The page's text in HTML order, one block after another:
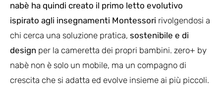
nabè ha quindi creato il primo letto evolutivo
ispirato agli insegnamenti Montessori rivolgendosi a
chi cerca una soluzione pratica, sostenibile e di
design per la cameretta dei propri bambini. zero+ by
nabè non è solo un mobile, ma un compagno di
crescita che si adatta ed evolve insieme ai più piccoli.